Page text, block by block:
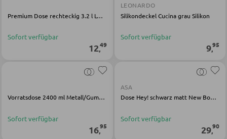
Einzelbetten
MATRATZEN SHOP
Lattenroste
Premium Dose rechteckig 3.2 l LOFT
Sofort verfügbar
12,49
LEONARDO
Silikondeckel Cucina grau Silikon
Sofort verfügbar
9,95
Vorratsdose 2400 ml Metall/Gummibaum mocca
Sofort verfügbar
16,95
ASA
Dose Hey! schwarz matt New Bone China
Sofort verfügbar
29,90